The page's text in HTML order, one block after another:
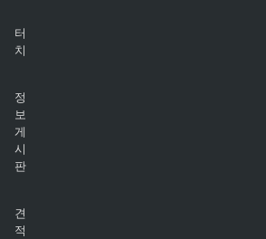
터
치
정
보
게
시
판
견
적